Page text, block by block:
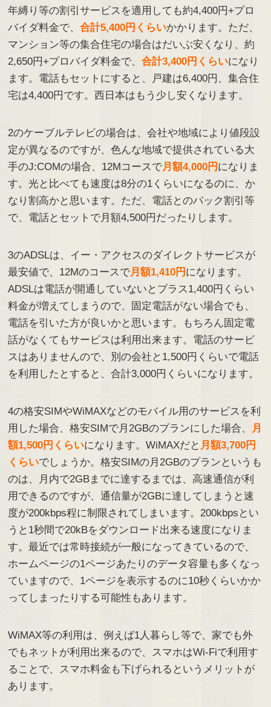
年縛り等の割引サービスを適用しても約4,400円+プロ
バイダ料金で、合計5,400円くらいかかります。ただ、
マンション等の集合住宅の場合はだいぶ安くなり、約
2,650円+プロバイダ料金で、合計3,400円くらいになり
ます。電話もセットにすると、戸建は6,400円、集合住
宅は4,400円です。西日本はもう少し安くなります。
2のケーブルテレビの場合は、会社や地域により値段設
定が異なるのですが、色んな地域で提供されている大
手のJ:COMの場合、12Mコースで月額4,000円 になりま
す。光と比べても速度は8分の1くらいになるのに、か
なり割高かと思います。ただ、電話とのパック割引等
で、電話とセットで月額4,500円だったりします。
3のADSLは、イー・アクセスのダイレクトサービスが
最安値で、12Mのコースで月額1,410円 になります。
ADSLは電話が開通していないとプラス1,400円くらい
料金が増えてしまうので、固定電話がない場合でも、
電話を引いた方が良いかと思います。もちろん固定電
話がなくてもサービスは利用出来ます。電話のサービ
スはありませんので、別の会社と1,500円くらいで電話
を利用したとすると、合計3,000円くらいになります。
4の格安SIMやWiMAXなどのモバイル用のサービスを利
用した場合、格安SIMで月2GBのプランにした場合、 月
額1,500円くらいになります。WiMAXだと 月額3,700円
くらいでしょうか。格安SIMの月2GBのプランというも
のは、月内で2GBまでに達するまでは、高速通信が利
用できるのですが、通信量が2GBに達してしまうと速
度が200kbps程に制限されてしまいます。200kbpsとい
うと1秒間で20kBをダウンロード出来る速度になりま
す。最近では常時接続が一般になってきているので、
ホームページの1ページあたりのデータ容量も多くなっ
ていますので、1ページを表示するのに10秒くらいかか
ってしまったりする可能性もあります。
WiMAX等の利用は、例えば1人暮らし等で、家でも外
でもネットが利用出来るので、スマホはWi-Fiで利用す
ることで、スマホ料金も下げられるというメリットが
あります。